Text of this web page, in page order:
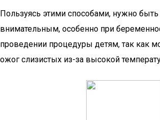
Пользуясь этими способами, нужно
внимательным, особенно при
проведении процедуры детям, так как
ожог слизистых из-за высокой